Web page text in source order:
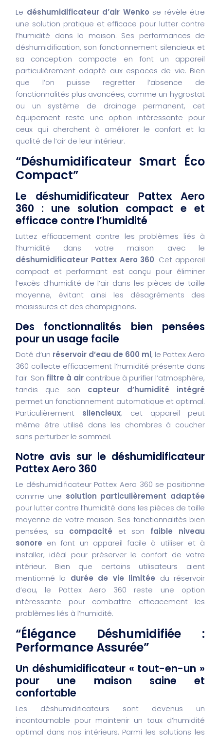
Le déshumidificateur d’air Wenko se révèle être
une solution pratique et efficace pour lutter contre
l’humidité dans la maison. Ses performances de
déshumidification, son fonctionnement silencieux et
sa conception compacte en font un appareil
particulièrement adapté aux espaces de vie. Bien
que l’on puisse regretter l’absence de
fonctionnalités plus avancées, comme un hygrostat
ou un système de drainage permanent, cet
équipement reste une option intéressante pour
ceux qui cherchent à améliorer le confort et la
qualité de l’air de leur intérieur.
“Déshumidificateur Smart Éco
Compact”
Le déshumidificateur Pattex Aero
360 : une solution compact e et
efficace contre l’humidité
Luttez efficacement contre les problèmes liés à
l’humidité dans votre maison avec le
déshumidificateur Pattex Aero 360. Cet appareil
compact et performant est conçu pour éliminer
l’excès d’humidité de l’air dans les pièces de taille
moyenne, évitant ainsi les désagréments des
moisissures et des champignons.
Des fonctionnalités bien pensées
pour un usage facile
Doté d’un réservoir d’eau de 600 ml, le Pattex Aero
360 collecte efficacement l’humidité présente dans
l’air. Son filtre à air contribue à purifier l’atmosphère,
tandis que son capteur d’humidité intégré
permet un fonctionnement automatique et optimal.
Particulièrement silencieux, cet appareil peut
même être utilisé dans les chambres à coucher
sans perturber le sommeil.
Notre avis sur le déshumidificateur
Pattex Aero 360
Le déshumidificateur Pattex Aero 360 se positionne
comme une solution particulièrement adaptée
pour lutter contre l’humidité dans les pièces de taille
moyenne de votre maison. Ses fonctionnalités bien
pensées, sa compacité et son faible niveau
sonore en font un appareil facile à utiliser et à
installer, idéal pour préserver le confort de votre
intérieur. Bien que certains utilisateurs aient
mentionné la durée de vie limitée du réservoir
d’eau, le Pattex Aero 360 reste une option
intéressante pour combattre efficacement les
problèmes liés à l’humidité.
“Élégance Déshumidifiée :
Performance Assurée”
Un déshumidificateur « tout-en-un »
pour une maison saine et
confortable
Les déshumidificateurs sont devenus un
incontournable pour maintenir un taux d’humidité
optimal dans nos intérieurs. Parmi les solutions les